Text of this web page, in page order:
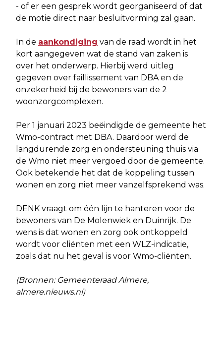
- of er een gesprek wordt georganiseerd of dat
de motie direct naar besluitvorming zal gaan.
In de aankondiging van de raad wordt in het
kort aangegeven wat de stand van zaken is
over het onderwerp. Hierbij werd uitleg
gegeven over faillissement van DBA en de
onzekerheid bij de bewoners van de 2
woonzorgcomplexen.
Per 1 januari 2023 beëindigde de gemeente het
Wmo-contract met DBA. Daardoor werd de
langdurende zorg en ondersteuning thuis via
de Wmo niet meer vergoed door de gemeente.
Ook betekende het dat de koppeling tussen
wonen en zorg niet meer vanzelfsprekend was.
DENK vraagt om één lijn te hanteren voor de
bewoners van De Molenwiek en Duinrijk. De
wens is dat wonen en zorg ook ontkoppeld
wordt voor cliënten met een WLZ-indicatie,
zoals dat nu het geval is voor Wmo-cliënten.
(Bronnen: Gemeenteraad Almere,
almere.nieuws.nl)